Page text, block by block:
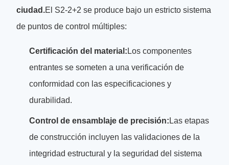
ciudad.El S2-2+2 se produce bajo un estricto sistema
de puntos de control múltiples:
Certificación del material: Los componentes
entrantes se someten a una verificación de
conformidad con las especificaciones y
durabilidad.
Control de ensamblaje de precisión: Las etapas
de construcción incluyen las validaciones de la
integridad estructural y la seguridad del sistema